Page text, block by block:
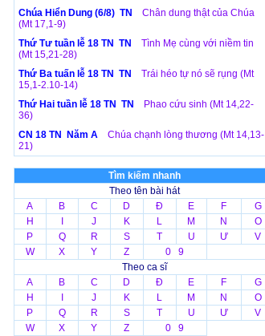
Chúa Hiển Dung (6/8) TN
Chân dung thật của Chúa
(Mt 17,1-9)
Thứ Tư tuần lễ 18 TN TN
Tình Mẹ cùng với niềm tin
(Mt 15,21-28)
Thứ Ba tuấn lễ 18 TN TN
Trái héo tự nó sẽ rụng (Mt
15,1-2.10-14)
Thứ Hai tuần lễ 18 TN TN
Phao cứu sinh (Mt 14,22-
36)
CN 18 TN Năm A
Chúa chạnh lòng thương (Mt 14,13-
21)
Tìm kiếm nhanh
Theo tên bài hát
A
B C D Đ E F
G
H
J K L M N
O
P
Q R S T U Ư
V
W
X Y Z
0 9
Theo ca sĩ
A
B C D Đ E F
G
H
J K L M N
O
P
Q R S T U Ư
V
W
X Y Z 0 9